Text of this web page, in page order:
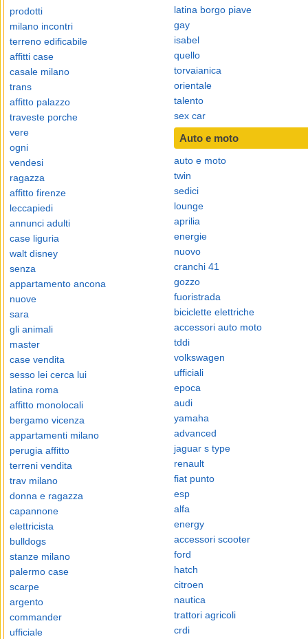
prodotti
milano incontri
terreno edificabile
affitti case
casale milano
trans
affitto palazzo
traveste porche
vere
ogni
vendesi
ragazza
affitto firenze
leccapiedi
annunci adulti
case liguria
walt disney
senza
appartamento ancona
nuove
sara
gli animali
master
case vendita
sesso lei cerca lui
latina roma
affitto monolocali
bergamo vicenza
appartamenti milano
perugia affitto
terreni vendita
trav milano
donna e ragazza
capannone
elettricista
bulldogs
stanze milano
palermo case
scarpe
argento
commander
ufficiale
latina borgo piave
gay
isabel
quello
torvaianica
orientale
talento
sex car
Auto e moto
auto e moto
twin
sedici
lounge
aprilia
energie
nuovo
cranchi 41
gozzo
fuoristrada
biciclette elettriche
accessori auto moto
tddi
volkswagen
ufficiali
epoca
audi
yamaha
advanced
jaguar s type
renault
fiat punto
esp
alfa
energy
accessori scooter
ford
hatch
citroen
nautica
trattori agricoli
crdi